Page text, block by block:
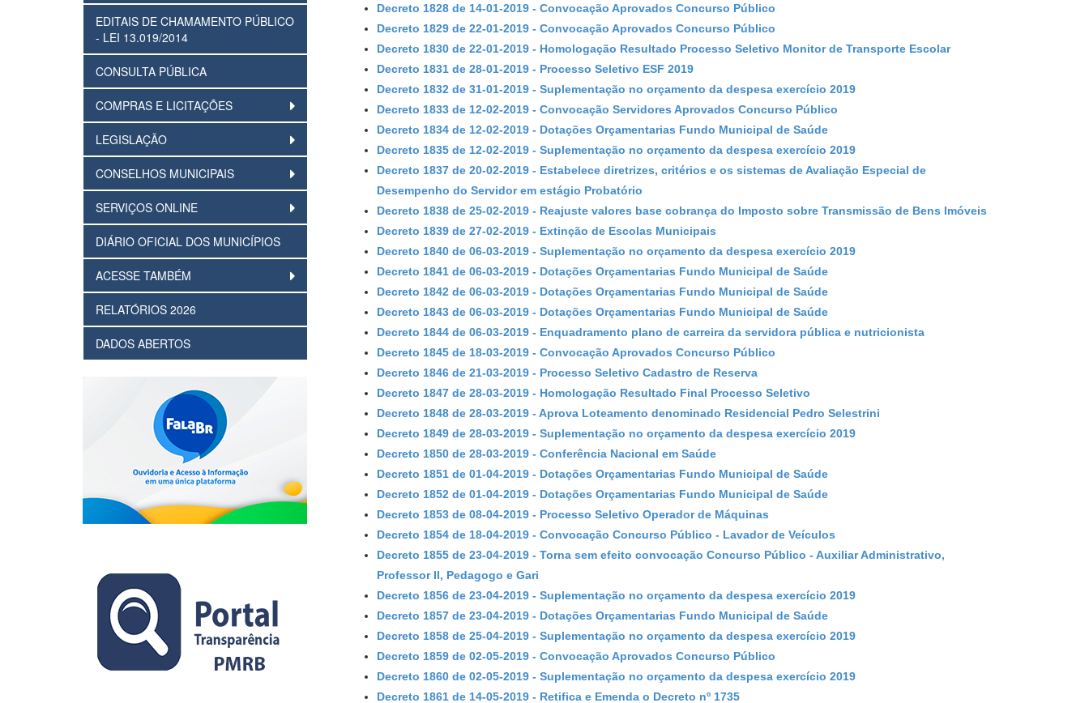
EDITAIS DE CHAMAMENTO PÚBLICO
- LEI 13.019/2014
CONSULTA PÚBLICA
COMPRAS E LICITAÇÕES
LEGISLAÇÃO
CONSELHOS MUNICIPAIS
SERVIÇOS ONLINE
DIÁRIO OFICIAL DOS MUNICÍPIOS
ACESSE TAMBÉM
RELATÓRIOS 2026
DADOS ABERTOS
Decreto 1828 de 14-01-2019 - Convocação Aprovados Concurso Público
Decreto 1829 de 22-01-2019 - Convocação Aprovados Concurso Público
Decreto 1830 de 22-01-2019 - Homologação Resultado Processo Seletivo Monitor de Transporte Escolar
Decreto 1831 de 28-01-2019 - Processo Seletivo ESF 2019
Decreto 1832 de 31-01-2019 - Suplementação no orçamento da despesa exercício 2019
Decreto 1833 de 12-02-2019 - Convocação Servidores Aprovados Concurso Público
Decreto 1834 de 12-02-2019 - Dotações Orçamentarias Fundo Municipal de Saúde
Decreto 1835 de 12-02-2019 - Suplementação no orçamento da despesa exercício 2019
Decreto 1837 de 20-02-2019 - Estabelece diretrizes, critérios e os sistemas de Avaliação Especial de
Desempenho do Servidor em estágio Probatório
Decreto 1838 de 25-02-2019 - Reajuste valores base cobrança do Imposto sobre Transmissão de Bens Imóveis
Decreto 1839 de 27-02-2019 - Extinção de Escolas Municipais
Decreto 1840 de 06-03-2019 - Suplementação no orçamento da despesa exercício 2019
Decreto 1841 de 06-03-2019 - Dotações Orçamentarias Fundo Municipal de Saúde
Decreto 1842 de 06-03-2019 - Dotações Orçamentarias Fundo Municipal de Saúde
Decreto 1843 de 06-03-2019 - Dotações Orçamentarias Fundo Municipal de Saúde
Decreto 1844 de 06-03-2019 - Enquadramento plano de carreira da servidora pública e nutricionista
Decreto 1845 de 18-03-2019 - Convocação Aprovados Concurso Público
Decreto 1846 de 21-03-2019 - Processo Seletivo Cadastro de Reserva
Decreto 1847 de 28-03-2019 - Homologação Resultado Final Processo Seletivo
Decreto 1848 de 28-03-2019 - Aprova Loteamento denominado Residencial Pedro Selestrini
Decreto 1849 de 28-03-2019 - Suplementação no orçamento da despesa exercício 2019
Decreto 1850 de 28-03-2019 - Conferência Nacional em Saúde
Decreto 1851 de 01-04-2019 - Dotações Orçamentarias Fundo Municipal de Saúde
Decreto 1852 de 01-04-2019 - Dotações Orçamentarias Fundo Municipal de Saúde
Decreto 1853 de 08-04-2019 - Processo Seletivo Operador de Máquinas
Decreto 1854 de 18-04-2019 - Convocação Concurso Público - Lavador de Veículos
Decreto 1855 de 23-04-2019 - Torna sem efeito convocação Concurso Público - Auxiliar Administrativo,
Professor II, Pedagogo e Gari
Decreto 1856 de 23-04-2019 - Suplementação no orçamento da despesa exercício 2019
Decreto 1857 de 23-04-2019 - Dotações Orçamentarias Fundo Municipal de Saúde
Decreto 1858 de 25-04-2019 - Suplementação no orçamento da despesa exercício 2019
Decreto 1859 de 02-05-2019 - Convocação Aprovados Concurso Público
Decreto 1860 de 02-05-2019 - Suplementação no orçamento da despesa exercício 2019
Decreto 1861 de 14-05-2019 - Retifica e Emenda o Decreto nº 1735